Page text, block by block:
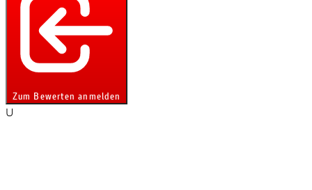
Zum Bewerten anmelden
U